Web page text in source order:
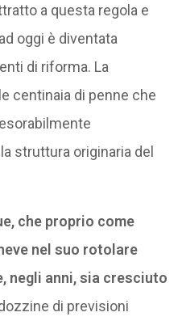
a questa regola e
oggi è diventata
di riforma. La
centinaia di penne che
struttura originaria del
che proprio come
nel suo rotolare
negli anni, sia cresciuto
di previsioni